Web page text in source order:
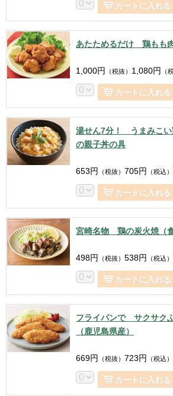
カートに入れる
あたためるだけ 鶏もも
1,000円 （税抜） 1,080円 （
カートに入れる
湯せん7分！ うまみこい
の親子丼の具
653円 （税抜） 705円 （税込）
カートに入れる
宮崎名物 鶏の炭火焼（食
498円 （税抜） 538円 （税込）
カートに入れる
フライパンで サクサク
（鹿児島県産）
669円 （税抜） 723円 （税込）
カートに入れる